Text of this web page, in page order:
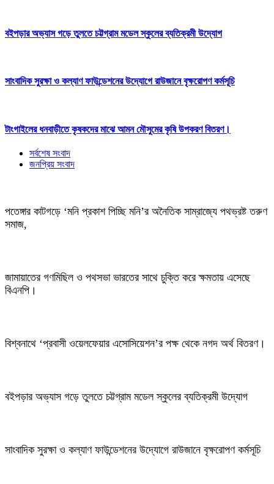
বইপড়ার অভ্যাস গড়ে তুলতে চট্টগ্রাম মডেল স্কুলের ব্যতিক্রমী উদ্যোগ
সাংবাদিক সুরক্ষা ও কল্যাণ ফাউন্ডেশনের উদ্যোগে রাউজানে বৃক্ষরোপণ কর্মসূচি
টাংগাইলের ধনবাড়ীতে কৃষকদের মাঝে আমন মৌসুমের কৃষি উপকরণ বিতরণ।
সর্বশেষ সংবাদ
জনপ্রিয় সংবাদ
পতেঙ্গার কাটগড়ে ‘মনি প্রকাশ পিচ্ছি মনি’র অনৈতিক সাম্রাজ্যে পথভ্রষ্ট তরুণ
সমাজ,
জামায়াতের গণমিছিল ও পথসভা ভারতের সাথে চুক্তি করে ক্ষমতায় এসেছে
বিএনপি।
বিশ্বনাথে ‘প্রবাসী ওয়েলফেয়ার এসোসিয়েশন’র পক্ষ থেকে নগদ অর্থ বিতরণ।
বইপড়ার অভ্যাস গড়ে তুলতে চট্টগ্রাম মডেল স্কুলের ব্যতিক্রমী উদ্যোগ
সাংবাদিক সুরক্ষা ও কল্যাণ ফাউন্ডেশনের উদ্যোগে রাউজানে বৃক্ষরোপণ কর্মসূচি